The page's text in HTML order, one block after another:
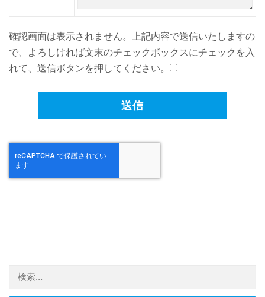
確認画面は表示されません。上記内容で送信いたしますの
で、よろしければ文末のチェックボックスにチェックを入
れて、送信ボタンを押してください。
検索: